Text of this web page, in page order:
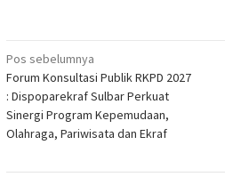
Navigasi
pos
Pos sebelumnya
Forum Konsultasi Publik RKPD 2027
: Dispoparekraf Sulbar Perkuat
Sinergi Program Kepemudaan,
Olahraga, Pariwisata dan Ekraf